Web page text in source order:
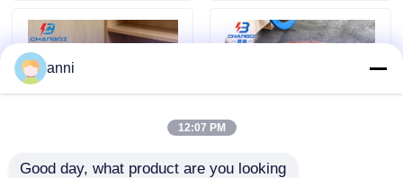
समाचार
एक बोली का अनुरोध
anni
12:07 PM
Good day, what product are you looking